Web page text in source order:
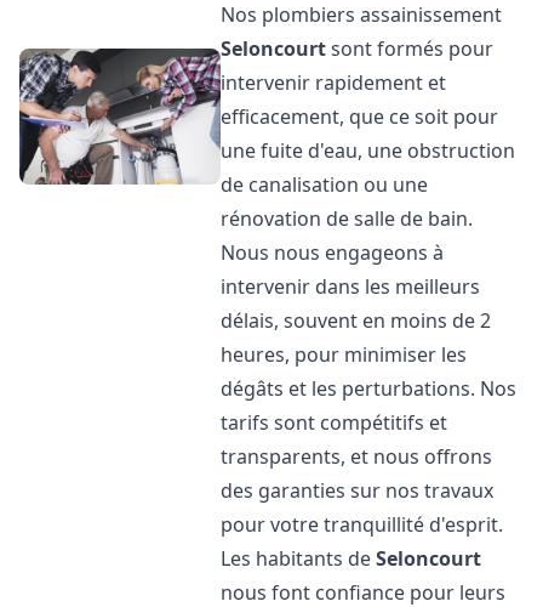
Nos plombiers assainissement
Seloncourtsont formés pour
intervenir rapidement et
efficacement, que ce soit pour
une fuite d'eau, une obstruction
de canalisation ou une
rénovation de salle de bain.
Nous nous engageons à
intervenir dans les meilleurs
délais, souvent en moins de 2
heures, pour minimiser les
dégâts et les perturbations. Nos
tarifs sont compétitifs et
transparents, et nous offrons
des garanties sur nos travaux
pour votre tranquillité d'esprit.
Les habitants deSeloncourt
nous font confiance pour leurs